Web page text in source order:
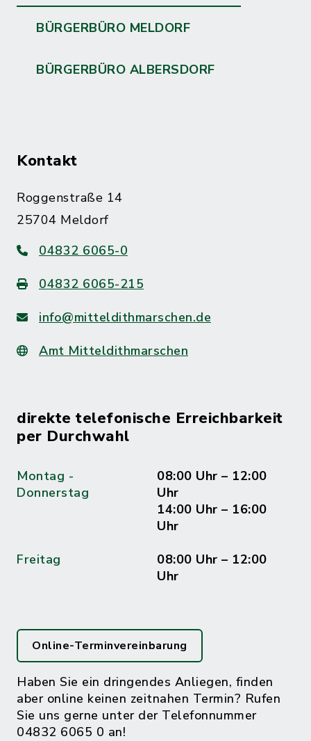
BÜRGERBÜRO MELDORF
BÜRGERBÜRO ALBERSDORF
Kontakt
Roggenstraße 14
25704 Meldorf
04832 6065-0
04832 6065-215
info@mitteldithmarschen.de
Amt Mitteldithmarschen
direkte telefonische Erreichbarkeit
per Durchwahl
Montag -
Donnerstag
08:00 Uhr – 12:00
Uhr
14:00 Uhr – 16:00
Uhr
Freitag
08:00 Uhr – 12:00
Uhr
Online-Terminvereinbarung
Haben Sie ein dringendes Anliegen, finden
aber online keinen zeitnahen Termin? Rufen
Sie uns gerne unter der Telefonnummer
04832 6065 0 an!